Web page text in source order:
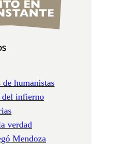
humanistas
del infierno
verdad
Mendoza